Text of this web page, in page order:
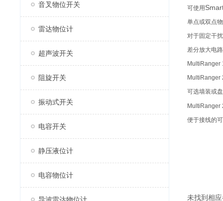
音叉物位开关
雷达物位计
超声波开关
阻旋开关
振动式开关
电容开关
静压液位计
电容物位计
可使用
单点或双点
对于固定干
差分放大电
MultiRanger
MultiRanger
可选墙装或
MultiRanger
便于接线的
未找到相